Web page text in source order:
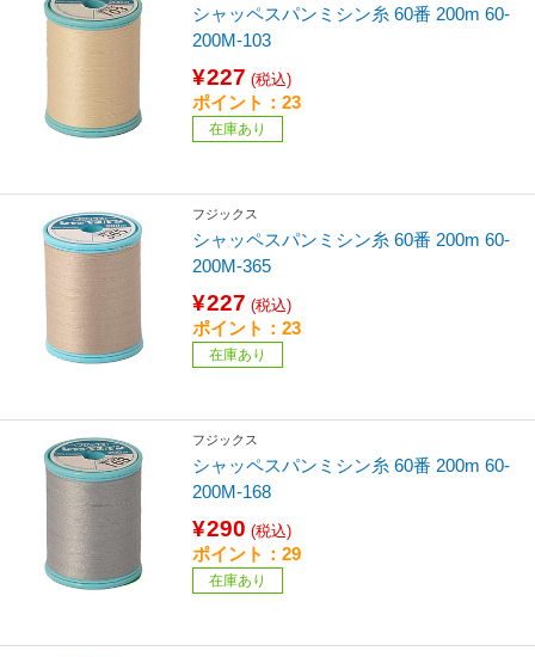
シャッペスパンミシン糸 60番 200m 60-
200M-103
¥227 (税込)
ポイント：23
在庫あり
フジックス
シャッペスパンミシン糸 60番 200m 60-
200M-365
¥227 (税込)
ポイント：23
在庫あり
フジックス
シャッペスパンミシン糸 60番 200m 60-
200M-168
¥290 (税込)
ポイント：29
在庫あり